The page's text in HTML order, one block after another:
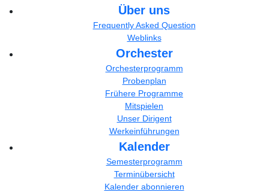
Über uns
Frequently Asked Question
Weblinks
Orchester
Orchesterprogramm
Probenplan
Frühere Programme
Mitspielen
Unser Dirigent
Werkeinführungen
Kalender
Semesterprogramm
Terminübersicht
Kalender abonnieren